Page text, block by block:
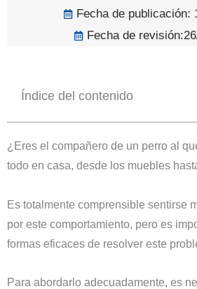
Fecha de publicación:
Fecha de
Índice del contenido
¿Eres el compañero de un perro al
todo en casa, desde los muebles
Es totalmente comprensible sentirse
por este comportamiento, pero es
formas eficaces de resolver este
Para abordarlo adecuadamente, es